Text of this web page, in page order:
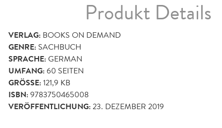
Produkt Details
VERLAG: BOOKS ON DEMAND
GENRE: SACHBUCH
SPRACHE:GERMAN
UMFANG:60 SEITEN
GRÖSSE: 121,9 KB
ISBN:9783750465008
VERÖFFENTLICHUNG:23. DEZEMBER 2019